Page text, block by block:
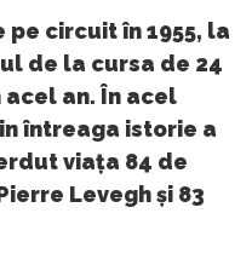
circuit în 1955, la
de la cursa de 24
acel an. În acel
întreaga istorie a
viața 84 de
Levegh și 83